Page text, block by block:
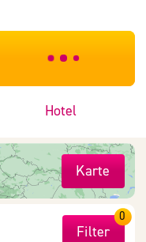
***************
Hotel
Karte
Filter
0